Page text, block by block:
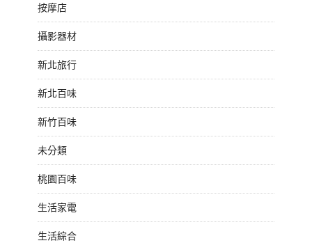
按摩店
攝影器材
新北旅行
新北百味
新竹百味
未分類
桃園百味
生活家電
生活綜合